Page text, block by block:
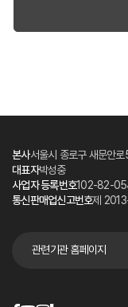
본사서울시 종로구 새문안
대표자박성중
사업자 등록번호102-82-
통신판매업신고번호제
관련기관 홈페이지